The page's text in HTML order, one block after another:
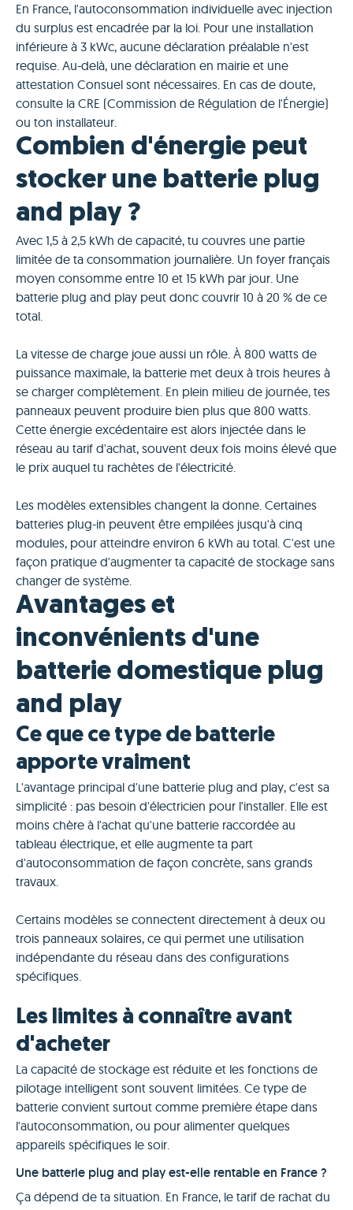
En France, l'autoconsommation individuelle avec injection
du surplus est encadrée par la loi. Pour une installation
inférieure à 3 kWc, aucune déclaration préalable n'est
requise. Au-delà, une déclaration en mairie et une
attestation Consuel sont nécessaires. En cas de doute,
consulte la CRE (Commission de Régulation de l'Énergie)
ou ton installateur.
Combien d'énergie peut
stocker une batterie plug
and play ?
Avec 1,5 à 2,5 kWh de capacité, tu couvres une partie
limitée de ta consommation journalière. Un foyer français
moyen consomme entre 10 et 15 kWh par jour. Une
batterie plug and play peut donc couvrir 10 à 20 % de ce
total.
La vitesse de charge joue aussi un rôle. À 800 watts de
puissance maximale, la batterie met deux à trois heures à
se charger complètement. En plein milieu de journée, tes
panneaux peuvent produire bien plus que 800 watts.
Cette énergie excédentaire est alors injectée dans le
réseau au tarif d'achat, souvent deux fois moins élevé que
le prix auquel tu rachètes de l'électricité.
Les modèles extensibles changent la donne. Certaines
batteries plug-in peuvent être empilées jusqu'à cinq
modules, pour atteindre environ 6 kWh au total. C'est une
façon pratique d'augmenter ta capacité de stockage sans
changer de système.
Avantages et
inconvénients d'une
batterie domestique plug
and play
Ce que ce type de batterie
apporte vraiment
L'avantage principal d'une batterie plug and play, c'est sa
simplicité : pas besoin d'électricien pour l'installer. Elle est
moins chère à l'achat qu'une batterie raccordée au
tableau électrique, et elle augmente ta part
d'autoconsommation de façon concrète, sans grands
travaux.
Certains modèles se connectent directement à deux ou
trois panneaux solaires, ce qui permet une utilisation
indépendante du réseau dans des configurations
spécifiques.
Les limites à connaître avant
d'acheter
La capacité de stockage est réduite et les fonctions de
pilotage intelligent sont souvent limitées. Ce type de
batterie convient surtout comme première étape dans
l'autoconsommation, ou pour alimenter quelques
appareils spécifiques le soir.
Une batterie plug and play est-elle rentable en France ?
Ça dépend de ta situation. En France, le tarif de rachat du